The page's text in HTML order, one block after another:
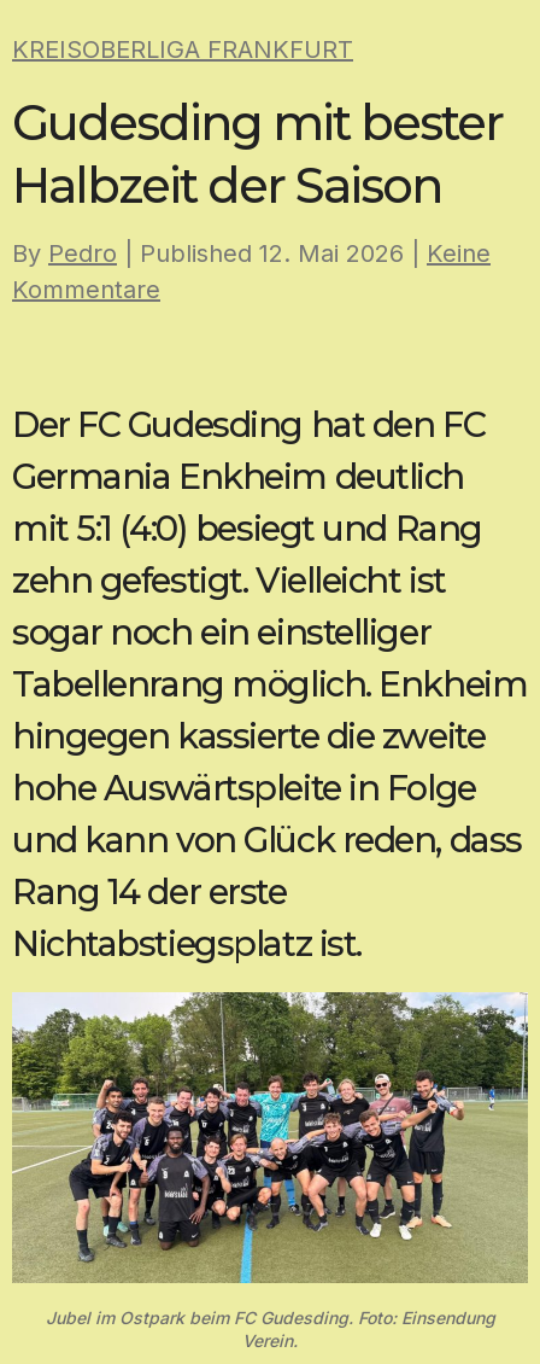
toKREISOBERLIGA FRANKFURT
Gudesding mit bester
Halbzeit der Saison
By Pedro | Published 12. Mai 2026
Keine
Kommentare
Der FC Gudesding hat den FC
Germania Enkheim deutlich
mit 5:1 (4:0) besiegt und Rang
zehn gefestigt. Vielleicht ist
sogar noch ein einstelliger
Tabellenrang möglich. Enkheim
hingegen kassierte die zweite
hohe Auswärtspleite in Folge
und kann von Glück reden, dass
Rang 14 der erste
Nichtabstiegsplatz ist.
Jubel im Ostpark beim FC Gudesding. Foto: Einsendung
Verein.